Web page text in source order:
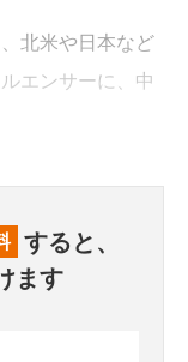
北米や日本など
エンサーに、中
すると、
ます